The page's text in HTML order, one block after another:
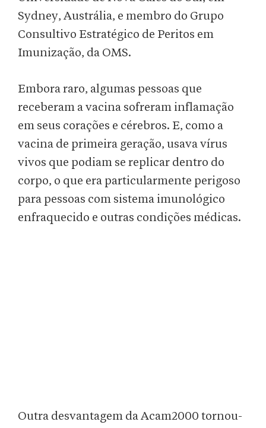
Sydney, Austrália, e membro do Grupo
Consultivo Estratégico de Peritos em
Imunização, da OMS.
Embora raro, algumas pessoas que
receberam a vacina sofreram inflamação
em seus corações e cérebros. E, como a
vacina de primeira geração, usava vírus
vivos que podiam se replicar dentro do
corpo, o que era particularmente perigoso
para pessoas com sistema imunológico
enfraquecido e outras condições médicas.
Outra desvantagem da Acam2000 tornou-